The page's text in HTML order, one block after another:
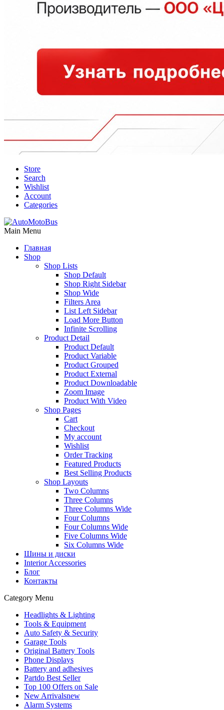
Store
Search
Wishlist
Account
Categories
Main Menu
Главная
Shop
Shop Lists
Shop Default
Shop Right Sidebar
Shop Wide
Filters Area
List Left Sidebar
Load More Button
Infinite Scrolling
Product Detail
Product Default
Product Variable
Product Grouped
Product External
Product Downloadable
Zoom Image
Product With Video
Shop Pages
Cart
Checkout
My account
Wishlist
Order Tracking
Featured Products
Best Selling Products
Shop Layouts
Two Columns
Three Columns
Three Columns Wide
Four Columns
Four Columns Wide
Five Columns Wide
Six Columns Wide
Шины и диски
Interior Accessories
Блог
Контакты
Category Menu
Headlights & Lighting
Tools & Equipment
Auto Safety & Security
Garage Tools
Original Battery Tools
Phone Displays
Battery and adhesives
Partdo Best Seller
Top 100 Offers on Sale
New Arrivalsnew
Alarm Systems